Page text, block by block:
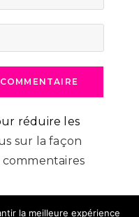
réduire les
sur la façon
la meilleure expérience